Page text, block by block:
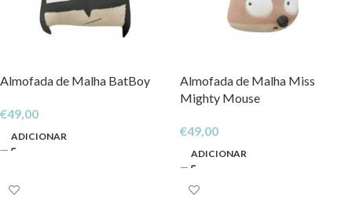
Almofada de Malha BatBoy
€49,00
ADICIONAR
Almofada de Malha Miss
Mighty Mouse
€49,00
ADICIONAR